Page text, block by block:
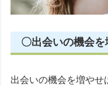
〇出会いの機会を
出会いの機会を増やせ